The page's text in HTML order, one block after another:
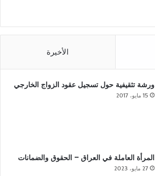
الأخيرة
ورشة تثقيفية حول تسجيل عقود الزواج الخارجي
15 مايو، 2017
المرأة العاملة في العراق – الحقوق والضمانات
27 مايو، 2023